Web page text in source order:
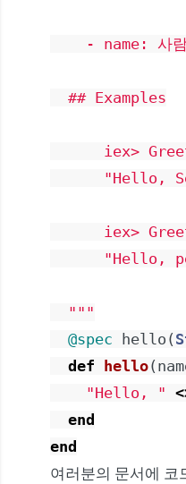
- name: 사람
  ## Examples
iex>
"Hello,
iex>
"Hello,
  """
@spec
hello (
def
hello(
"Hello, "
end
end
여러분의 문서에 코